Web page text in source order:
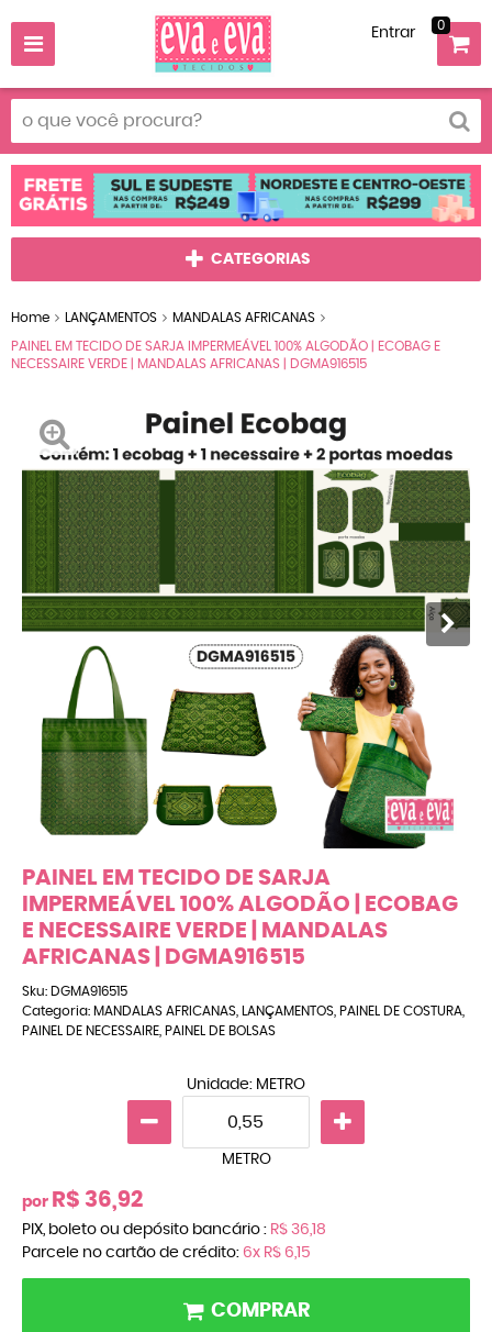
Entrar 0
CATEGORIAS
Home LANÇAMENTOS MANDALAS AFRICANAS
PAINEL EM TECIDO DE SARJA IMPERMEÁVEL 100% ALGODÃO | ECOBAG E
NECESSAIRE VERDE | MANDALAS AFRICANAS | DGMA916515
PAINEL EM TECIDO DE SARJA
IMPERMEÁVEL 100% ALGODÃO | ECOBAG
E NECESSAIRE VERDE | MANDALAS
AFRICANAS | DGMA916515
Sku: DGMA916515
Categoria: MANDALAS AFRICANAS LANÇAMENTOS PAINEL DE COSTURA
PAINEL DE NECESSAIRE PAINEL DE BOLSAS
Unidade: METRO
METRO
por R$ 36,92
PIX, boleto ou depósito bancário : R$ 36,18
Parcele no cartão de crédito: 6x R$ 6,15
COMPRAR